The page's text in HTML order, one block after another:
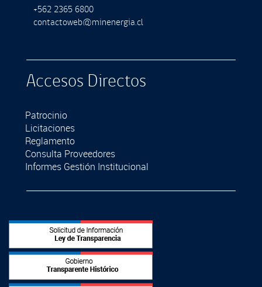
+562 2365 6800
contactoweb@minenergia.cl
Accesos Directos
Patrocinio
Licitaciones
Reglamento
Consulta Proveedores
Informes Gestión Institucional